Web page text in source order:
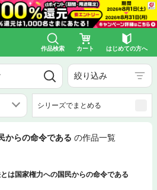
作品検索 カート はじめての方へ
絞り込み
シリーズでまとめる
からの命令である の作品一覧
は国家権力への国民からの命令である